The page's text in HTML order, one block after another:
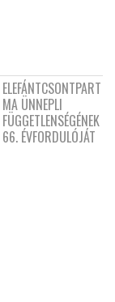
ELEFÁNTCSONTPART
MA ÜNNEPLI
FÜGGETLENSÉGÉNEK
66. ÉVFORDULÓJÁT